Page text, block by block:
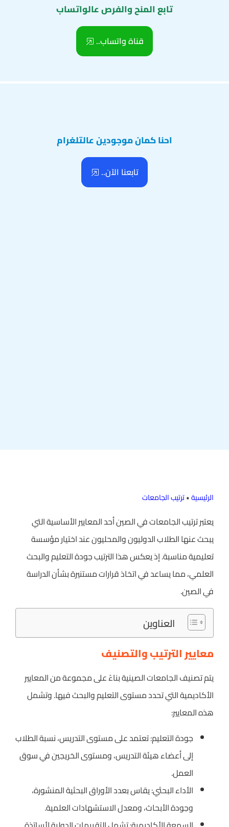
تابع المنح والفرص عالواتساب
قناة واتساب..
احنا كمان موجودين عالتلغرام
تابعنا الآن..
الرئيسية•ترتيب الجامعات
يعتبرترتيب الجامعات في الصينأحد المعايير الأساسية التي
يبحث عنها الطلاب الدوليون والمحليون عند اختيار مؤسسة
تعليمية مناسبة. إذ يعكس هذا الترتيب جودة التعليم والبحث
العلمي، مما يساعد في اتخاذ قرارات مستنيرة بشأن الدراسة
في الصين.
العناوين
معايير الترتيب والتصنيف
يتم تصنيف الجامعات الصينية بناءً على مجموعة من المعايير
الأكاديمية التي تحدد مستوى التعليم والبحث فيها. وتشمل
هذه المعايير:
جودة التعليم: تعتمد على مستوى التدريس، نسبة الطلاب
إلى أعضاء هيئة التدريس، ومستوى الخريجين في سوق
العمل.
الأداء البحثي: يقاس بعدد الأوراق البحثية المنشورة،
وجودة الأبحاث، ومعدل الاستشهادات العلمية.